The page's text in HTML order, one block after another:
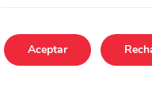
Aceptar